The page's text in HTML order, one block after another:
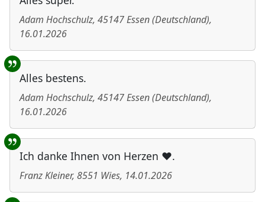
Adam Hochschulz, 45147Essen(Deutschland),
16.01.2026
Alles bestens.
Adam Hochschulz, 45147Essen(Deutschland),
16.01.2026
Ich danke Ihnen von Herzen ❤️.
Franz Kleiner, 8551 Wies, 14.01.2026